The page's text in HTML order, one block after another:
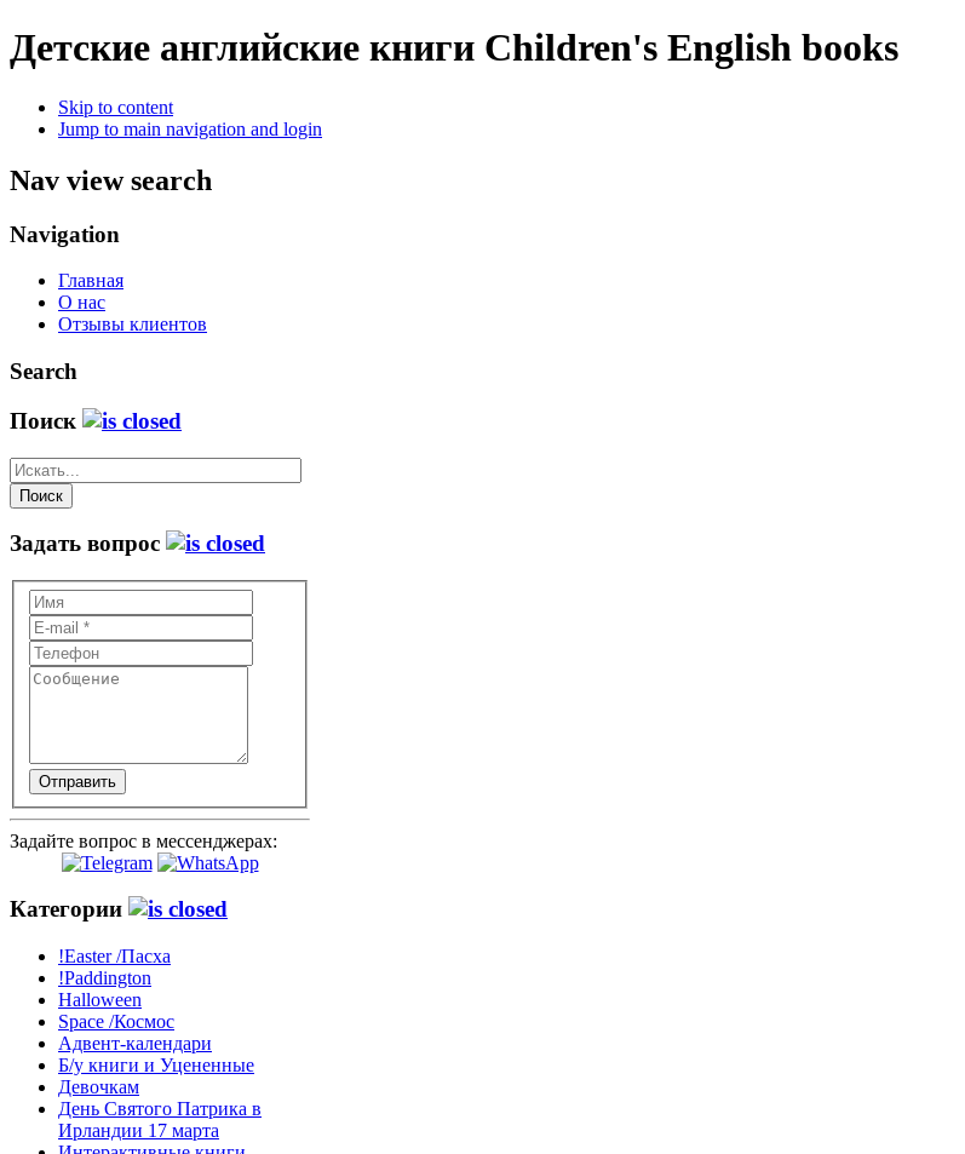
Детские английские книги Children's English books
Skip to content
Jump to main navigation and login
Nav view search
Navigation
Главная
О нас
Отзывы клиентов
Search
Поиск
Задать вопрос
Отправить
Задайте вопрос в мессенджерах:
Категории
!Easter /Пасха
!Paddington
Halloween
Space /Космос
Адвент-календари
Б/у книги и Уцененные
Девочкам
День Святого Патрика в
Ирландии 17 марта